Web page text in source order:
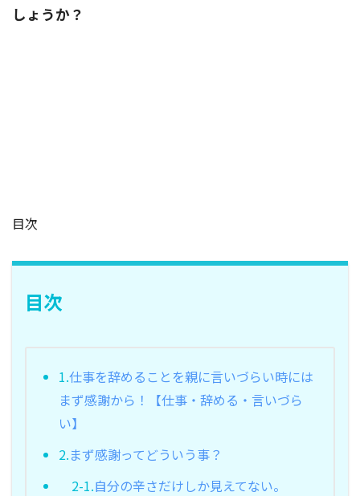
しょうか？
目次
目次
1.仕事を辞めることを親に言いづらい時には
まず感謝から！【仕事・辞める・言いづら
い】
2.まず感謝ってどういう事？
2-1.自分の辛さだけしか見えてない。